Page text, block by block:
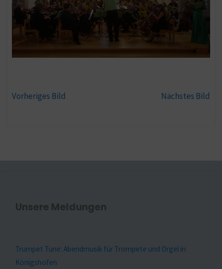
Vorheriges Bild Nächstes Bild
Unsere Meldungen
Trumpet Tune: Abendmusik für Trompete und Orgel in
Königshofen